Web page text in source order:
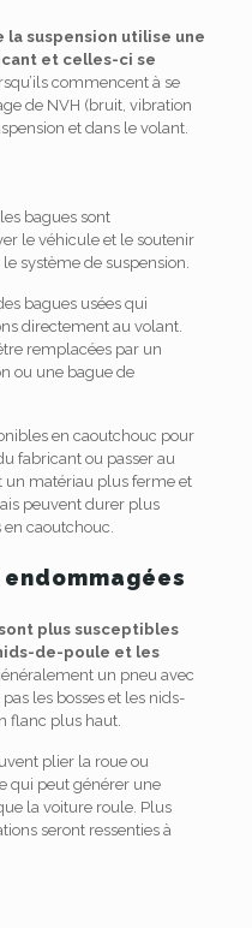
la suspension utilise une
et celles-ci se
commencent à se
de NVH (bruit, vibration
et dans le volant.
bagues sont
le véhicule et le soutenir
système de suspension.
bagues usées qui
directement au volant.
remplacées par un
ou une bague de
en caoutchouc pour
fabricant ou passer au
un matériau plus ferme et
peuvent durer plus
caoutchouc.
plus susceptibles
de-poule et les
un pneu avec
les bosses et les nids-
flanc plus haut.
plier la roue ou
qui peut générer une
la voiture roule. Plus
seront ressenties à